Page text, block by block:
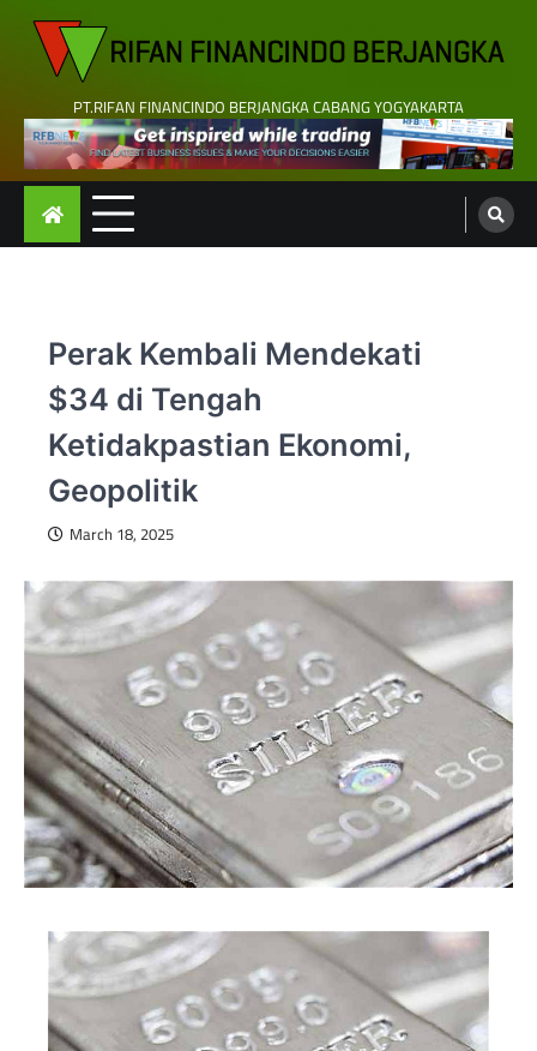
content
PT.RIFAN FINANCINDO BERJANGKA CABANG YOGYAKARTA
Perak Kembali Mendekati
$34 di Tengah
Ketidakpastian Ekonomi,
Geopolitik
March 18, 2025